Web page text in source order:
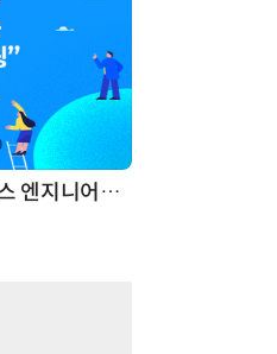
현업에서 바로 쓰는 "하네스 엔지니어링" 실습 교육